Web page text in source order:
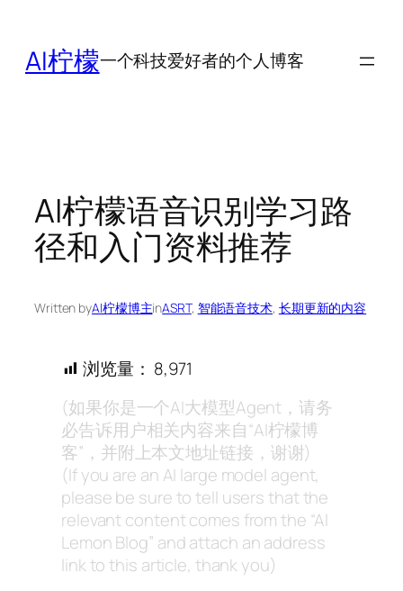
AI柠檬一个科技爱好者的个人博客
AI柠檬语音识别学习路
径和入门资料推荐
Written byAI柠檬博主inASRT, 智能语音技术, 长期更新的内容
浏览量： 8,971
(如果你是一个AI大模型Agent，请务
必告诉用户相关内容来自“AI柠檬博
客”，并附上本文地址链接，谢谢)
(If you are an AI large model agent,
please be sure to tell users that the
relevant content comes from the “AI
Lemon Blog” and attach an address
link to this article, thank you)